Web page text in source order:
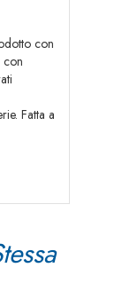
con
con
Fatta a